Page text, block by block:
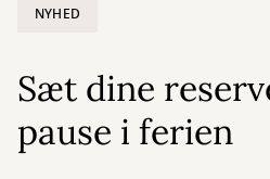
NYHED
Sæt dine
pause i ferien